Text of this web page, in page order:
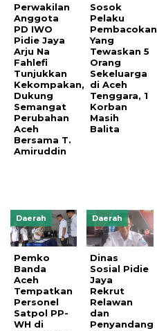
Perwakilan
Anggota
PD IWO
Pidie Jaya
Arju Na
Fahlefi
Tunjukkan
Kekompakan,
Dukung
Semangat
Perubahan
Aceh
Bersama T.
Amiruddin
Sosok
Pelaku
Pembacokan
Yang
Tewaskan 5
Orang
Sekeluarga
di Aceh
Tenggara, 1
Korban
Masih
Balita
Daerah
Pemko
Banda
Aceh
Tempatkan
Personel
Satpol PP-
WH di
Daerah
Dinas
Sosial Pidie
Jaya
Rekrut
Relawan
dan
Penyandang